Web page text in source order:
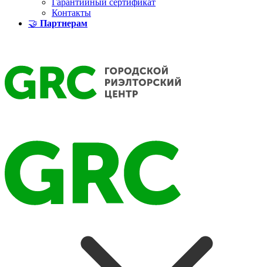
Гарантийный сертификат
Контакты
🤝 Партнерам